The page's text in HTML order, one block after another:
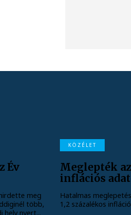
Év
meg
több,
hely nyert...
KÖZÉLET
Meglepték
inflációs
Hatalmas
1,2 százalékos